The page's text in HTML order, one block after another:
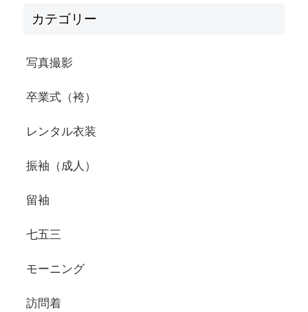
カテゴリー
写真撮影
卒業式（袴）
レンタル衣装
振袖（成人）
留袖
七五三
モーニング
訪問着